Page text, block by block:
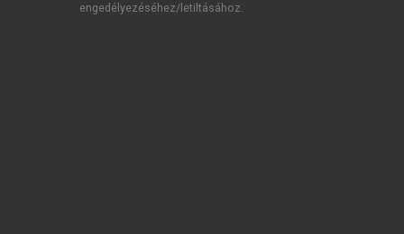
engedélyezéséhez/letiltásához.